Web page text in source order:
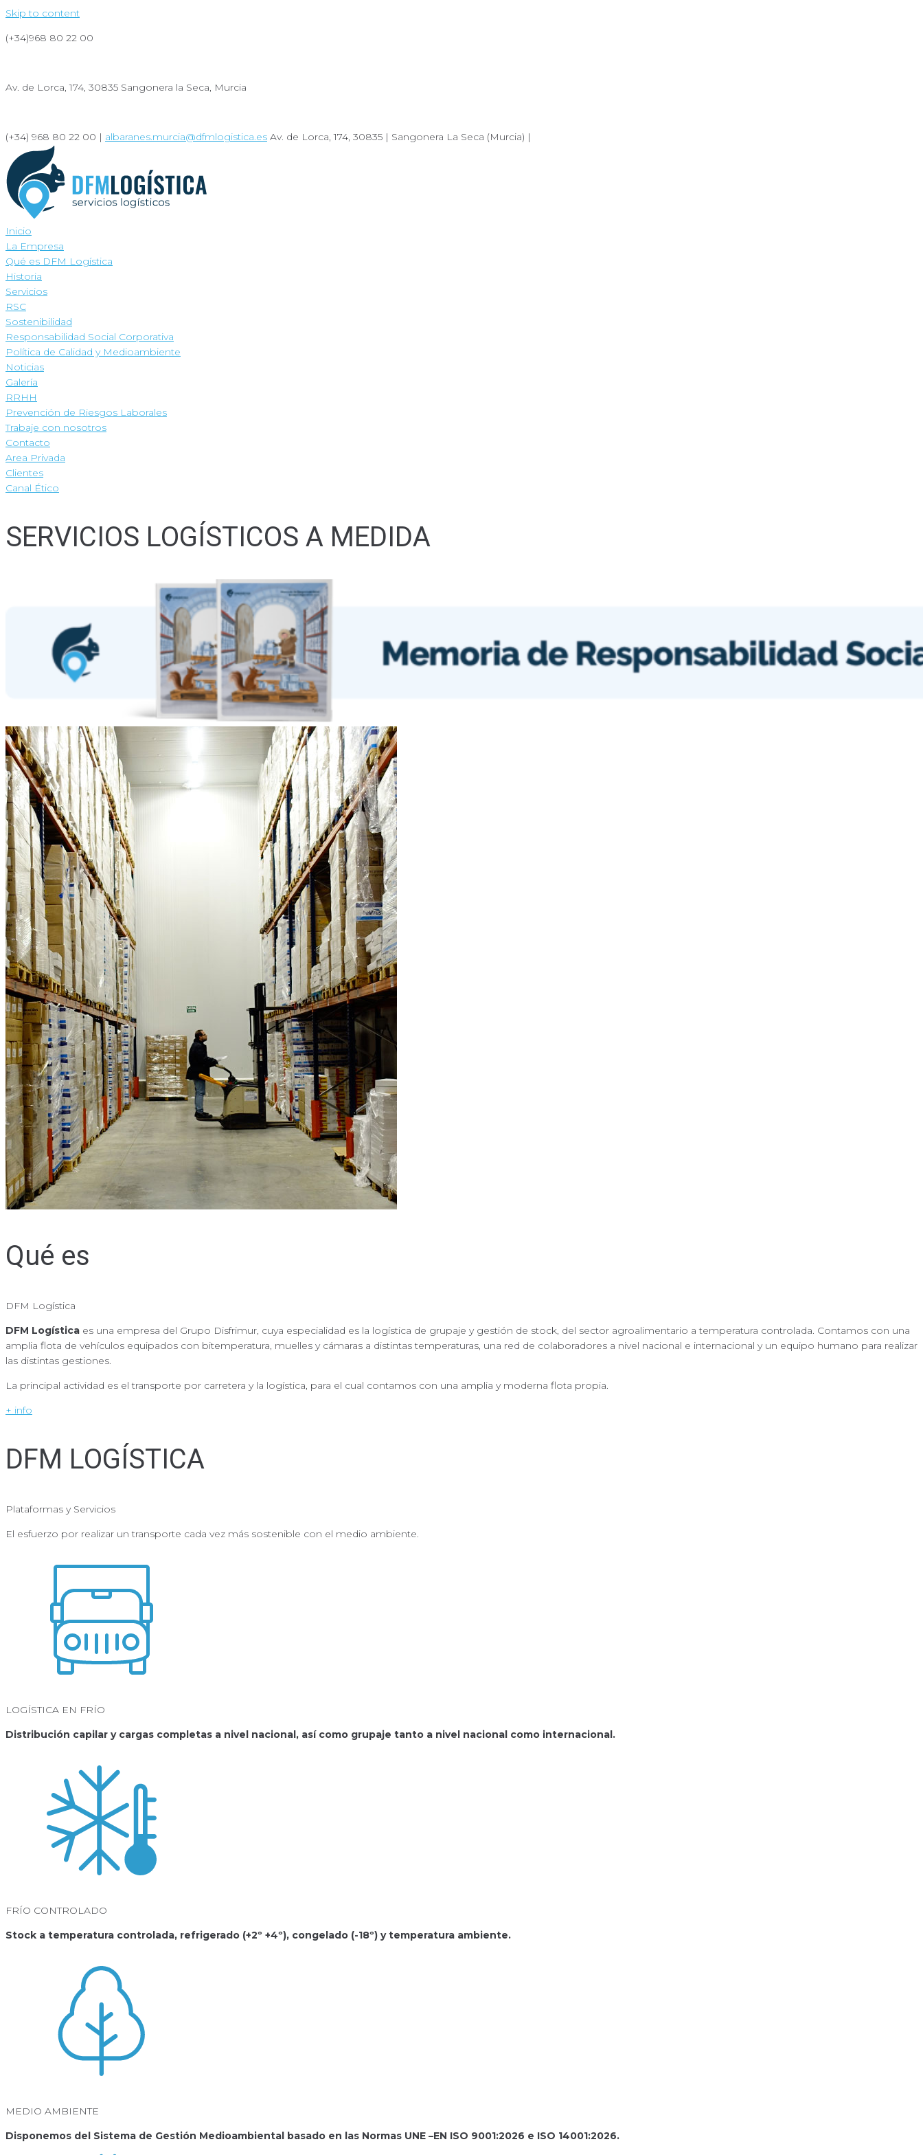
Skip to content
(+34)968 80 22 00
Av. de Lorca, 174, 30835 Sangonera la Seca, Murcia
(+34) 968 80 22 00 | albaranes.murcia@dfmlogistica.es Av. de Lorca, 174, 30835 | Sangonera La Seca (Murcia) |
Inicio
La Empresa
Qué es DFM Logística
Historia
Servicios
RSC
Sostenibilidad
Responsabilidad Social Corporativa
Política de Calidad y Medioambiente
Noticias
Galería
RRHH
Prevención de Riesgos Laborales
Trabaje con nosotros
Contacto
Area Privada
Clientes
Canal Ético
SERVICIOS LOGÍSTICOS A MEDIDA
Qué es
DFM Logística
DFM Logística es una empresa del Grupo Disfrimur, cuya especialidad es la logística de grupaje y gestión de stock, del sector agroalimentario a temperatura controlada. Contamos con una
amplia flota de vehículos equipados con bitemperatura, muelles y cámaras a distintas temperaturas, una red de colaboradores a nivel nacional e internacional y un equipo humano para realizar
las distintas gestiones.
La principal actividad es el transporte por carretera y la logística, para el cual contamos con una amplia y moderna flota propia.
+ info
DFM LOGÍSTICA
Plataformas y Servicios
El esfuerzo por realizar un transporte cada vez más sostenible con el medio ambiente.
LOGÍSTICA EN FRÍO
Distribución capilar y cargas completas a nivel nacional, así como grupaje tanto a nivel nacional como internacional.
FRÍO CONTROLADO
Stock a temperatura controlada, refrigerado (+2º +4º), congelado (-18º) y temperatura ambiente.
MEDIO AMBIENTE
Disponemos del Sistema de Gestión Medioambiental basado en las Normas UNE –EN ISO 9001:2026 e ISO 14001:2026.